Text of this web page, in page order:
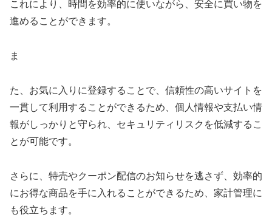
これにより、時間を効率的に使いながら、安全に買い物を
進めることができます。
ま
た、お気に入りに登録することで、信頼性の高いサイトを
一貫して利用することができるため、個人情報や支払い情
報がしっかりと守られ、セキュリティリスクを低減するこ
とが可能です。
さらに、特売やクーポン配信のお知らせを逃さず、効率的
にお得な商品を手に入れることができるため、家計管理に
も役立ちます。